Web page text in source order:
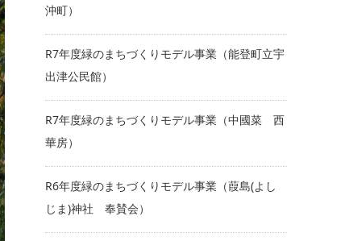
沖町）
R7年度緑のまちづくりモデル事業（能登町立宇
出津公民館）
R7年度緑のまちづくりモデル事業（中國菜 西
華房）
R6年度緑のまちづくりモデル事業（葭島(よし
じま)神社 奉賛会）